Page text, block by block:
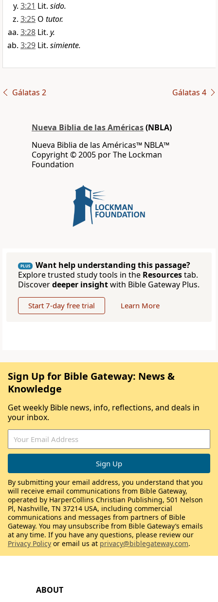
3:21 Lit. sido.
3:25 O tutor.
3:28 Lit. y.
3:29 Lit. simiente.
Gálatas 2 Gálatas 4
Nueva Biblia de las Américas(NBLA)
Nueva Biblia de las Américas™ NBLA™
Copyright © 2005 por The Lockman
Foundation
PLUS
Want help understanding this passage?
Explore trusted study tools in the Resourcestab.
Discoverdeeper insightwith Bible Gateway Plus.
Start 7-day free trial Learn More
ABOUT
Sign Up for Bible Gateway: News &
Knowledge
Get weekly Bible news, info, reflections, and deals in
your inbox.
By submitting your email address, you understand that you
will receive email communications from Bible Gateway,
operated by HarperCollins Christian Publishing, 501 Nelson
Pl, Nashville, TN 37214 USA, including commercial
communications and messages from partners of Bible
Gateway. You may unsubscribe from Bible Gateway’s emails
at any time. If you have any questions, please review our
Privacy Policy or email us at privacy@biblegateway.com.